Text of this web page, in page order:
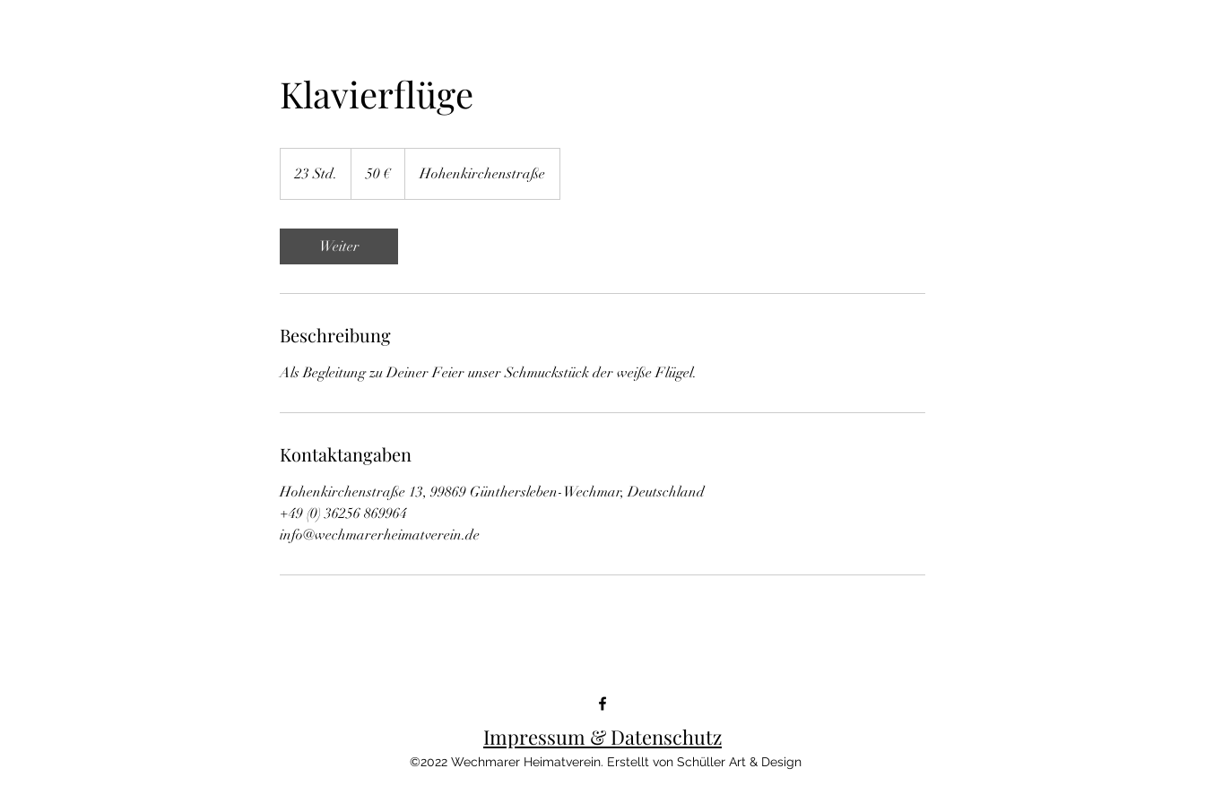
Klavierflüge
23 Std.
3
d
50 € Hohenkirchenstraße
Weiter
Beschreibung
Als Begleitung zu Deiner Feier unser Schmuckstück der weiße Flügel.
Kontaktangaben
Hohenkirchenstraße 13, 99869 Günthersleben-Wechmar, Deutschland
+49 (0) 36256 869964
info@wechmarerheimatverein.de
Impressum & Datenschutz
©2022 Wechmarer Heimatverein. Erstellt von Schüller Art & Design